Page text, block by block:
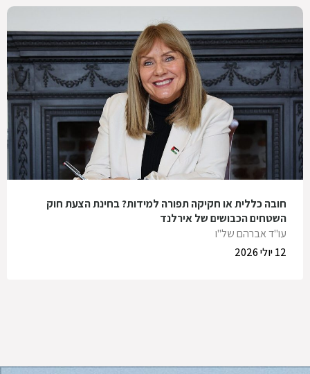
חובה כללית או חקיקה תפורה למידות? בחינת הצעת חוק
השטחים הכבושים של אירלנד
עו"ד אברהם של"ו
12 יולי 2026